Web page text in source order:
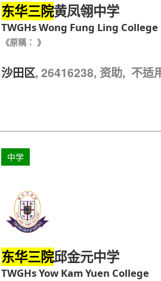
东华三院黄凤翎中学
TWGHs Wong Fung Ling College
《原稱： 》
沙田区, 26416238, 资助, 不适
中学
东华三院邱金元中学
TWGHs Yow Kam Yuen College